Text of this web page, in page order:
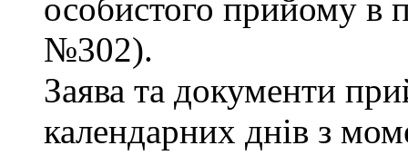
особистого прийому в
№302).
Заява та документи
календарних днів з